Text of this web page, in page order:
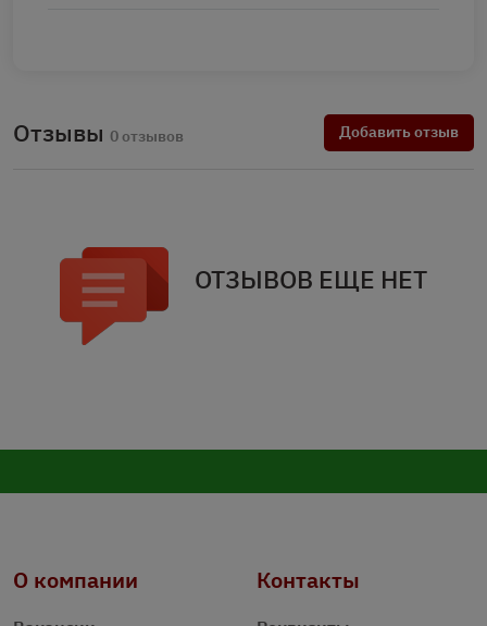
Отзывы 0 отзывов Добавить отзыв
ОТЗЫВОВ ЕЩЕ НЕТ
О компании Контакты